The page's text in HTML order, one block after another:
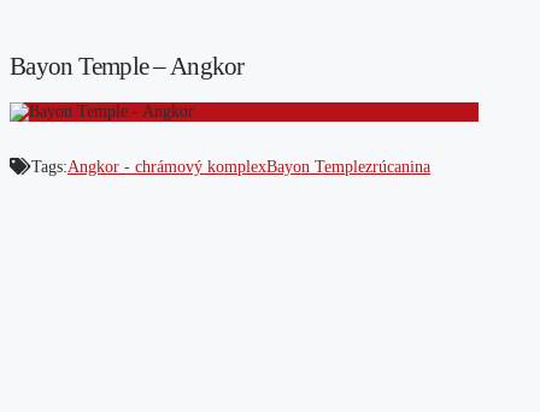
Bayon Temple – Angkor
Tags:Angkor - chrámový komplexBayon Templezrúcanina